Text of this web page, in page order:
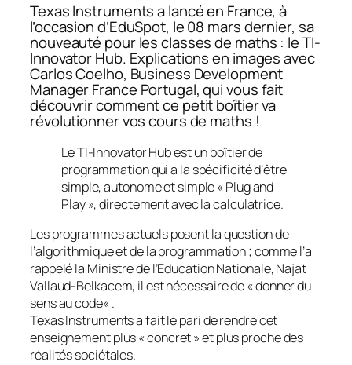
Texas Instruments a lancé en France, à
l’occasion d’EduSpot, le 08 mars dernier, sa
nouveauté pour les classes de maths : le TI-
Innovator Hub. Explications en images avec
Carlos Coelho, Business Development
Manager France Portugal, qui vous fait
découvrir comment ce petit boîtier va
révolutionner vos cours de maths !
Le TI-Innovator Hub est un boîtier de
programmation qui a la spécificité d’être
simple, autonome et simple « Plug and
Play », directement avec la calculatrice.
Les programmes actuels posent la question de
l’algorithmique et de la programmation ; comme l’a
rappelé la Ministre de l’Education Nationale, Najat
Vallaud-Belkacem, il est nécessaire de «donner du
sens au code« .
Texas Instruments a fait le pari de rendre cet
enseignement plus «concret» et plus proche des
réalités sociétales.